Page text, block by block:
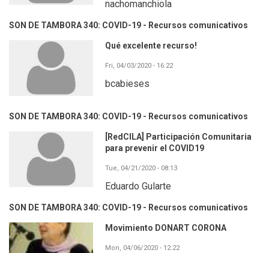
nachomanchiola
SON DE TAMBORA 340: COVID-19 - Recursos comunicativos
Qué excelente recurso!
Fri, 04/03/2020 - 16:22
bcabieses
SON DE TAMBORA 340: COVID-19 - Recursos comunicativos
[RedCILA] Participación Comunitaria
para prevenir el COVID19
Tue, 04/21/2020 - 08:13
Eduardo Gularte
SON DE TAMBORA 340: COVID-19 - Recursos comunicativos
Movimiento DONART CORONA
Mon, 04/06/2020 - 12:22